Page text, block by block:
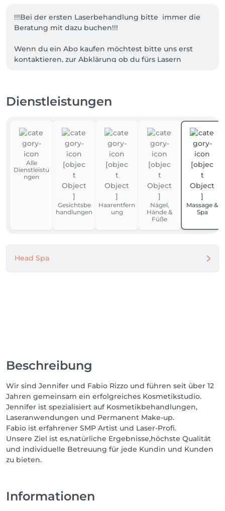
!!!Bei der ersten Laserbehandlung bitte  immer die
Beratung mit dazu buchen!!!
Wenn du ein Abo kaufen möchtest bitte uns erst
kontaktieren, zur Abklärung ob du fürs Lasern
Behandlungs Preis berechnet !!!
Für Fragen und Anliegen stehen Wir euch auch
gerne telefonisch oder per Whats App zur Verfügung!
Dienstleistungen
Alle
Dienstleistu
ngen
Gesichtsbe
handlungen
Haarentfern
ung
Nägel,
Hände &
Füße
Massage &
Spa
Head Spa
Beschreibung
Wir sind Jennifer und Fabio Rizzo und führen seit über 12
Jahren gemeinsam ein erfolgreiches Kosmetikstudio.
Jennifer ist spezialisiert auf Kosmetikbehandlungen,
Laseranwendungen und Permanent Make-up.
Fabio ist erfahrener SMP Artist und Laser-Profi.
Unsere Ziel ist es,natürliche Ergebnisse,höchste Qualität
und individuelle Betreuung für jede Kundin und Kunden
Informationen